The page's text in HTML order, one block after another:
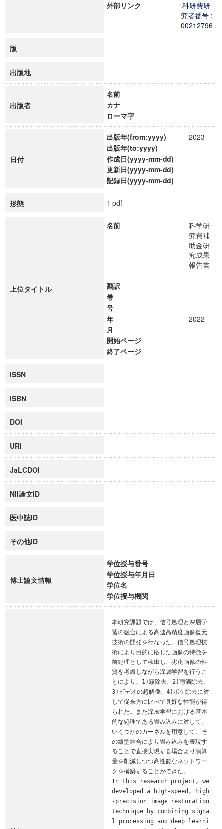
外部リンク
科研費研
究者番号 :
00212796
版
出版地
出版者
名前
カナ
ローマ字
日付
出版年(from:yyyy)
2023
出版年(to:yyyy)
作成日(yyyy-mm-dd)
更新日(yyyy-mm-dd)
記録日(yyyy-mm-dd)
形態 1 pdf
上位タイトル
名前
科学研
究費補
助金研
究成果
報告書
翻訳
巻
号
年
2022
月
開始ページ
終了ページ
ISSN
ISBN
DOI
URI
JaLCDOI
NII論文ID
医中誌ID
その他ID
博士論文情報
学位授与番号
学位授与年月日
学位名
学位授与機関
本研究課題では、信号処理と深層学
習の融合による高速高精度画像復元
技術の開発を行なった。信号処理技
術により目的に応じた画像の特徴を
前処理として検出し、劣化画像の性
質を考慮しながら深層学習を行うこ
とにより、1)霧除去、2)雨滴除去、
3)ビデオの超解像、4)ボケ除去に対
して従来方に比べて良好な性能が得
られた。また深層学習における基本
的な処理である畳み込みに対して、
いくつかのカーネルを用意して、そ
の線型結合により畳み込みを表現す
ることで直接実現する場合より演算
量を削減しつつ高性能なネットワー
クを構築することができた。
In this research project, we
developed a high-speed, high
-precision image restoration
technique by combining signa
l processing and deep learni